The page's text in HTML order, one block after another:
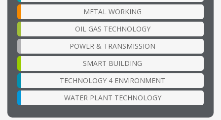
METAL WORKING
OIL GAS TECHNOLOGY
POWER & TRANSMISSION
SMART BUILDING
TECHNOLOGY 4 ENVIRONMENT
WATER PLANT TECHNOLOGY